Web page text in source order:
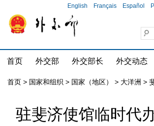
English Français Español
首页 外交部 外交部长 外交动态
首页 > 国家和组织 > 国家（地区） > 大洋洲 >
驻斐济使馆临时代